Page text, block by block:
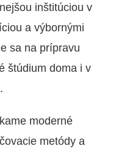
inštitúciou v
a výbornými
sa na prípravu
štúdium doma i v
moderné
metódy a